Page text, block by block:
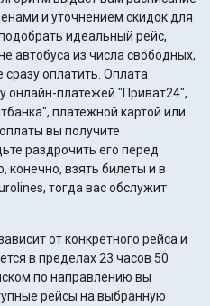
и уточнением скидок для
автобуса из числа свободных,
оплатить. Оплата
онлайн-платежей "Приват24",
платежной картой или
раздрочить его перед
конечно, взять билеты и в
тогда вас обслужит
от конкретного рейса и
в пределах 23 часов 50
рейсы на выбранную